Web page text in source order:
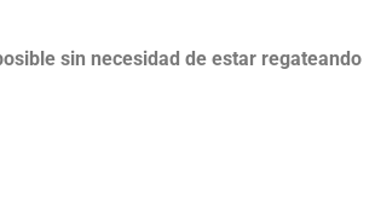
sin necesidad de estar regateando